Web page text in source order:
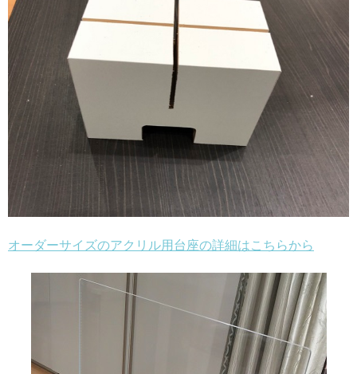
オーダーサイズのアクリル用台座の詳細はこちらから